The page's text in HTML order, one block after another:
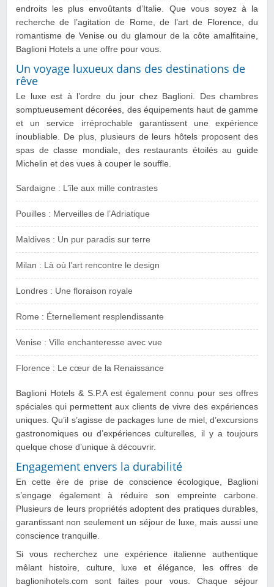
endroits les plus envoûtants d’Italie. Que vous soyez à la
recherche de l’agitation de Rome, de l’art de Florence, du
romantisme de Venise ou du glamour de la côte amalfitaine,
Baglioni Hotels a une offre pour vous.
Un voyage luxueux dans des destinations de
rêve
Le luxe est à l’ordre du jour chez Baglioni. Des chambres
somptueusement décorées, des équipements haut de gamme
et un service irréprochable garantissent une expérience
inoubliable. De plus, plusieurs de leurs hôtels proposent des
spas de classe mondiale, des restaurants étoilés au guide
Michelin et des vues à couper le souffle.
Sardaigne : L’île aux mille contrastes
Pouilles : Merveilles de l’Adriatique
Maldives : Un pur paradis sur terre
Milan : Là où l’art rencontre le design
Londres : Une floraison royale
Rome : Éternellement resplendissante
Venise : Ville enchanteresse avec vue
Florence : Le cœur de la Renaissance
Baglioni Hotels & S.P.A est également connu pour ses offres
spéciales qui permettent aux clients de vivre des expériences
uniques. Qu’il s’agisse de packages lune de miel, d’excursions
gastronomiques ou d’expériences culturelles, il y a toujours
quelque chose d’unique à découvrir.
Engagement envers la durabilité
En cette ère de prise de conscience écologique, Baglioni
s’engage également à réduire son empreinte carbone.
Plusieurs de leurs propriétés adoptent des pratiques durables,
garantissant non seulement un séjour de luxe, mais aussi une
conscience tranquille.
Si vous recherchez une expérience italienne authentique
mêlant histoire, culture, luxe et élégance, les offres de
baglionihotels.com sont faites pour vous. Chaque séjour